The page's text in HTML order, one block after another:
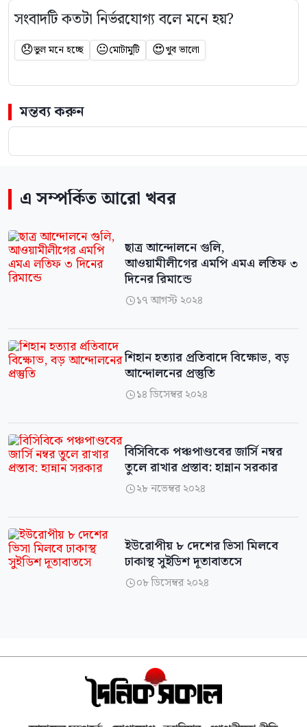
সংবাদটি কতটা নির্ভরযোগ্য বলে মনে হয়?
😞ভুল মনে হচ্ছে 😐মোটামুটি 😍খুব ভালো
মন্তব্য করুন
এ সম্পর্কিত আরো খবর
ছাত্র আন্দোলনে গুলি,
আওয়ামীলীগের এমপি এমএ লতিফ ৩
দিনের রিমান্ডে
১৭ আগস্ট ২০২৪
শিহান হত্যার প্রতিবাদে বিক্ষোভ, বড়
আন্দোলনের প্রস্তুতি
১৪ ডিসেম্বর ২০২৪
বিসিবিকে পঞ্চপাণ্ডবের জার্সি নম্বর
তুলে রাখার প্রস্তাব: হান্নান সরকার
২৮ নভেম্বর ২০২৪
ইউরোপীয় ৮ দেশের ভিসা মিলবে
ঢাকাস্থ সুইডিশ দূতাবাতসে
০৮ ডিসেম্বর ২০২৪